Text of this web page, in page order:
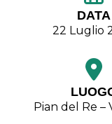
DATA
22 Luglio
Pian del Re –